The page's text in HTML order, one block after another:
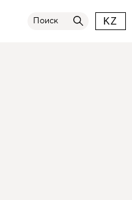
Поиск KZ